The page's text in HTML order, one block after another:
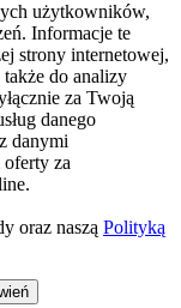
użytkowników,
Informacje te
strony internetowej,
do analizy
za Twoją
danego
danymi
za
oraz naszą Polityką